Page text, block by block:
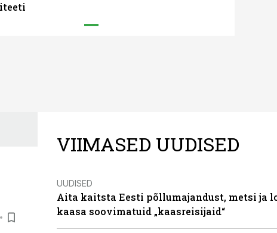
VIIMASED UUDISED
UUDISED
Aita kaitsta Eesti põllumajandust, metsi ja
kaasa soovimatuid „kaasreisijaid“